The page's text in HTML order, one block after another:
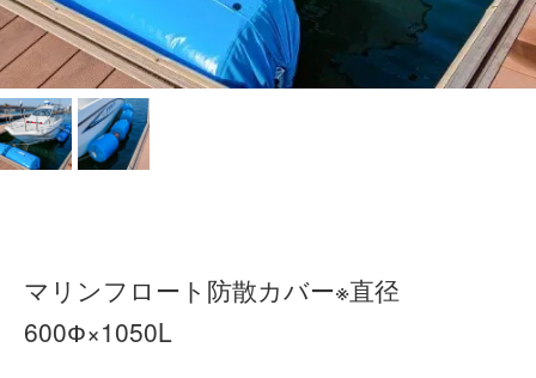
マリンフロート防散カバー※直径
600Ф×1050L